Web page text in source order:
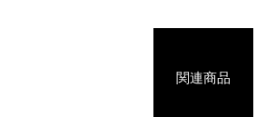
関連商品